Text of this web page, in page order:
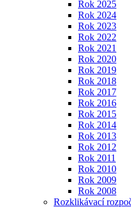
Rok 2025
Rok 2024
Rok 2023
Rok 2022
Rok 2021
Rok 2020
Rok 2019
Rok 2018
Rok 2017
Rok 2016
Rok 2015
Rok 2014
Rok 2013
Rok 2012
Rok 2011
Rok 2010
Rok 2009
Rok 2008
Rozklikávací